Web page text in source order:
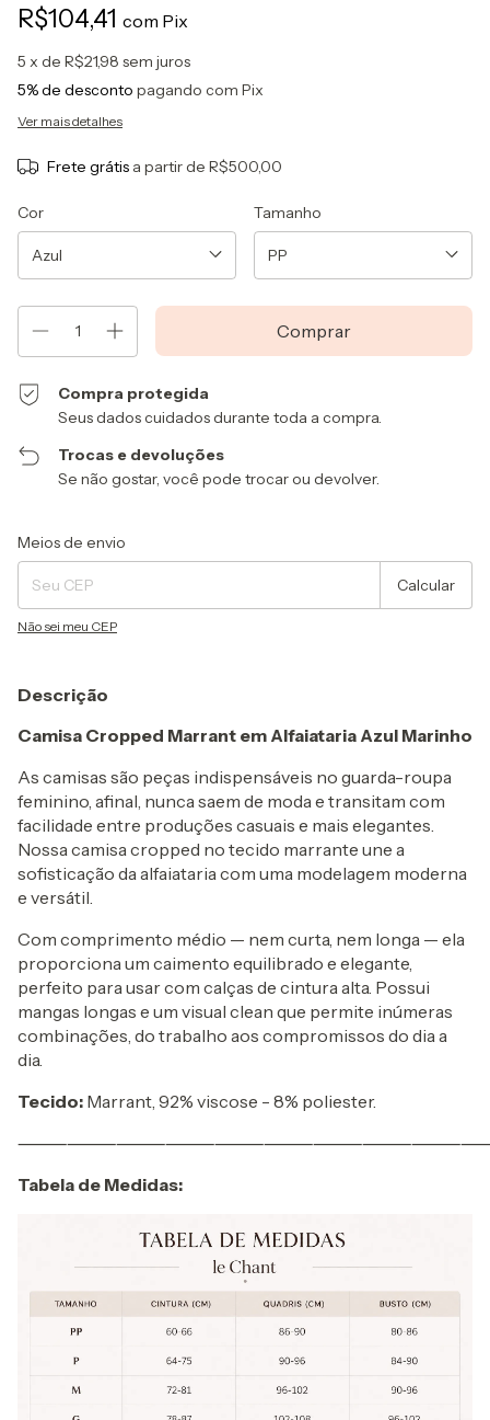
R$104,41 com Pix
5 x de R$21,98 sem juros
5% de desconto pagando com Pix
Ver mais detalhes
Frete grátis a partir de R$500,00
Cor Tamanho
Compra protegida
Seus dados cuidados durante toda a compra.
Trocas e devoluções
Se não gostar, você pode trocar ou devolver.
Entregas para o CEP:
Meios de envio
Calcular
Não sei meu CEP
Descrição
Camisa Cropped Marrant em Alfaiataria Azul Marinho
As camisas são peças indispensáveis no guarda-roupa
feminino, afinal, nunca saem de moda e transitam com
facilidade entre produções casuais e mais elegantes.
Nossa camisa cropped no tecido marrante une a
sofisticação da alfaiataria com uma modelagem moderna
e versátil.
Com comprimento médio — nem curta, nem longa — ela
proporciona um caimento equilibrado e elegante,
perfeito para usar com calças de cintura alta. Possui
mangas longas e um visual clean que permite inúmeras
combinações, do trabalho aos compromissos do dia a
dia.
Tecido: Marrant, 92% viscose - 8% poliester.
Tabela de Medidas: